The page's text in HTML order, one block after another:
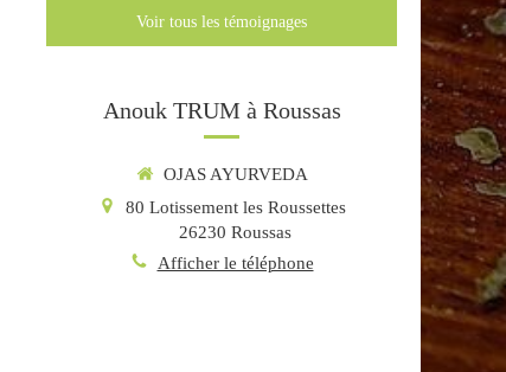
Voir tous les témoignages
Anouk TRUM à Roussas
OJAS AYURVEDA
80 Lotissement les Roussettes
26230 Roussas
Afficher le téléphone